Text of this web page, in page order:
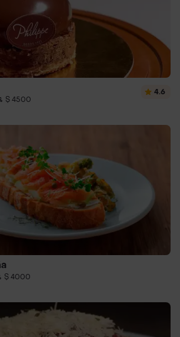
$ 4500
4.6
$ 4000